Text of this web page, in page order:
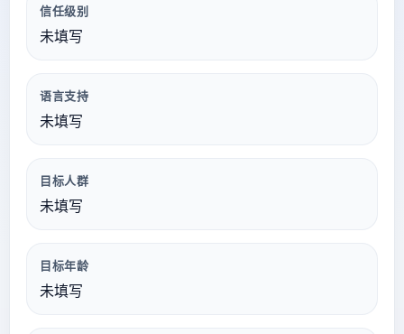
信任级别
未填写
语言支持
未填写
目标人群
未填写
目标年龄
未填写